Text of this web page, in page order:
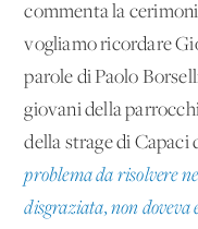
commenta la
vogliamo ricordare
parole di Paolo
giovani della
della strage di Capaci
problema da risolvere
disgraziata, non doveva